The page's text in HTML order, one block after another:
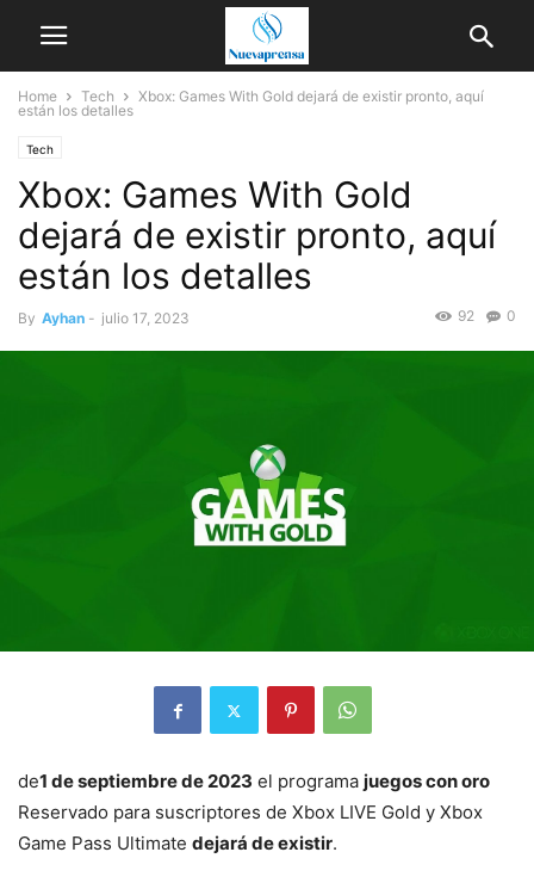
Home Tech
Xbox: Games With Gold dejará de existir pronto, aquí
están los detalles
Tech
Xbox: Games With Gold
dejará de existir pronto, aquí
están los detalles
By Ayhan - julio 17, 2023 0
92
de1 de septiembre de 2023 el programa juegos con oro
Reservado para suscriptores de Xbox LIVE Gold y Xbox
Game Pass Ultimate dejará de existir.